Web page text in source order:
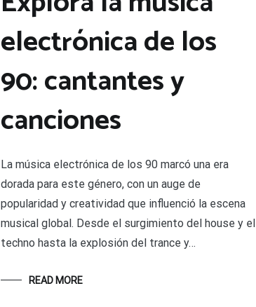
electrónica de los
90: cantantes y
canciones
La música electrónica de los 90 marcó una era
dorada para este género, con un auge de
popularidad y creatividad que influenció la escena
musical global. Desde el surgimiento del house y el
techno hasta la explosión del trance y…
READ MORE